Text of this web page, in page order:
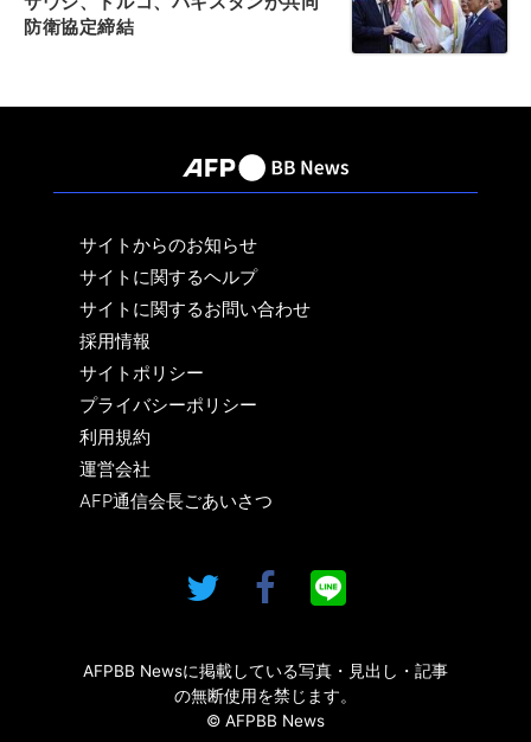
防衛協定締結
サイトからのお知らせ
サイトに関するヘルプ
サイトに関するお問い合わせ
採用情報
サイトポリシー
プライバシーポリシー
利用規約
運営会社
AFP通信会長ごあいさつ
AFPBB Newsに掲載している写真・見出し・記事
の無断使用を禁じます。
© AFPBB News